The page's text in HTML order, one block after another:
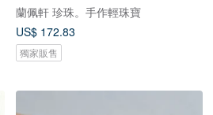
蘭佩軒 珍珠。手作輕珠寶
US$ 172.83
獨家販售